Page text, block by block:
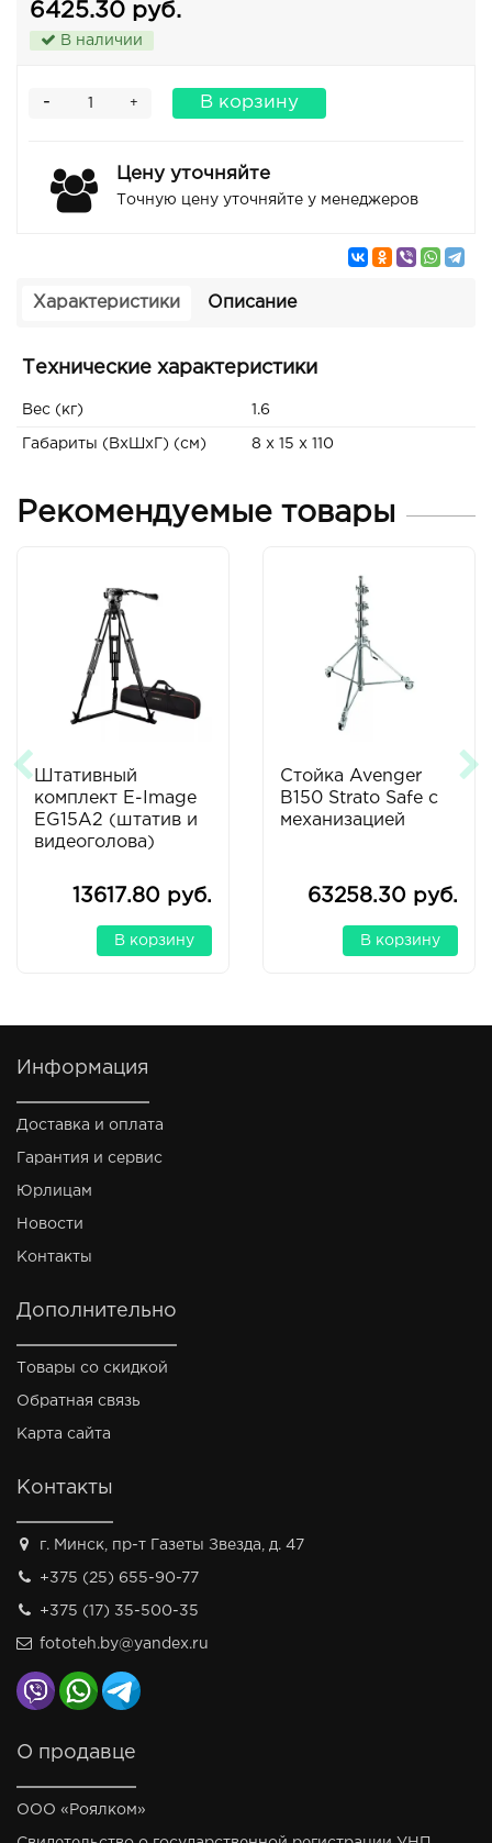
6425.30 руб.
В наличии
+
- В корзину
Цену уточняйте
Точную цену уточняйте у менеджеров
Характеристики Описание
Технические характеристики
Вес (кг) 1.6
Габариты (ВxШxГ) (см) 8 x 15 x 110
Рекомендуемые товары
Штативный
комплект E-Image
EG15A2 (штатив и
видеоголова)
13617.80 руб.
В корзину
Стойка Avenger
B150 Strato Safe с
механизацией
63258.30 руб.
В корзину
Информация
Доставка и оплата
Гарантия и сервис
Юрлицам
Новости
Контакты
Дополнительно
Товары со скидкой
Обратная связь
Карта сайта
Контакты
г. Минск, пр-т Газеты Звезда, д. 47
+375 (25) 655-90-77
+375 (17) 35-500-35
fototeh.by@yandex.ru
О продавце
ООО «Роялком»